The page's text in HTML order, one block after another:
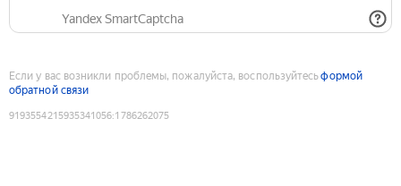
Yandex SmartCaptcha
Если у вас возникли проблемы, пожалуйста, воспользуйтесьформой
обратной связи
9193554215935341056:1786262075